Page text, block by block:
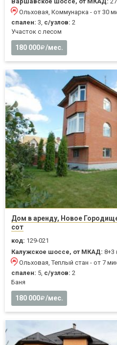
Ольховая, Коммунарка - от 30
спален: 3, с/узлов: 2
Участок с лесом
180 000 /мес.
Дом в аренду, Новое
сот
код: 129-021
Калужское шоссе, от МКАД: 8+3
Ольховая, Теплый стан - от 7
спален: 5, с/узлов: 2
Баня
180 000 /мес.